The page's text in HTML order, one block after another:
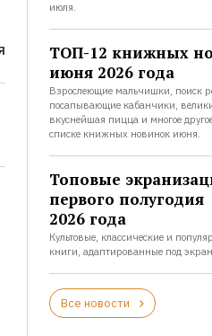
июля.
ТОП-12 книжных
июня 2026 года
Взрослеющие мальчишки, поиск
посапывающие кабанчики,
вкуснейшая пицца и многое
списке книжных новинок июня.
Топовые
первого полугодия
2026 года
Культовые, классические и
книги, адаптированные под
Все новости